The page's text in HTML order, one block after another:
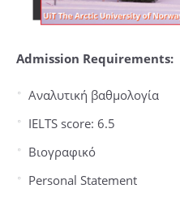
Admission Requirements:
Αναλυτική βαθμολογία
IELTS score: 6.5
Βιογραφικό
Personal Statement